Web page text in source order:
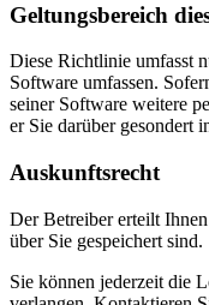
Geltungsbereich
Diese Richtlinie umfasst
Software umfassen.
seiner Software weitere
er Sie darüber gesondert
Auskunftsrecht
Der Betreiber erteilt
über Sie gespeichert sind.
Sie können jederzeit die